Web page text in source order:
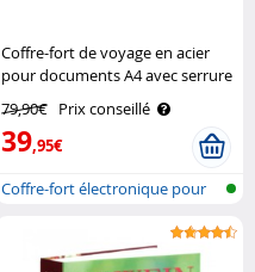
Coffre-fort de voyage en acier
pour documents A4 avec serrure
électronique XCase
79,90€ Prix conseillé
39,95€
Coffre-fort électronique pour